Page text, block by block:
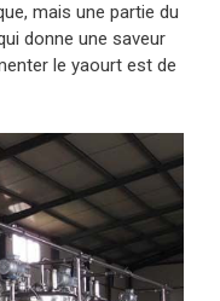
mais une partie du
donne une saveur
le yaourt est de